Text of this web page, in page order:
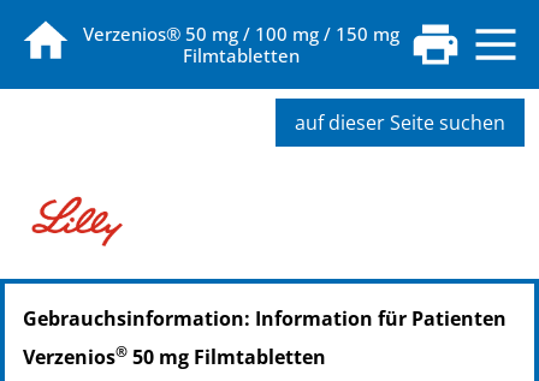
Verzenios® 50 mg / 100 mg / 150 mg
Filmtabletten
auf dieser Seite suchen
PZN: 14219274
PPN: 111421927474
NTIN: 04150142192746
Gebrauchsinformation: Information für Patienten
Verzenios® 50 mg Filmtabletten